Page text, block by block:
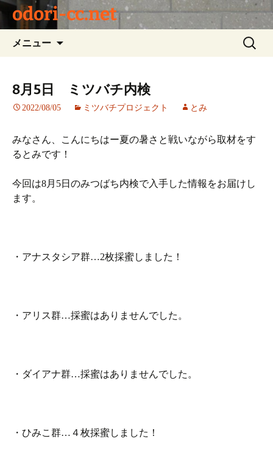
odori-cc.net
メニュー
ツ
キ
ッ
検
索:
8月5日 ミツバチ内検
2022/08/05 ミツバチプロジェクト とみ
みなさん、こんにちはー夏の暑さと戦いながら取材をす
るとみです！
今回は8月5日のみつばち内検で入手した情報をお届けし
ます。
・アナスタシア群…2枚採蜜しました！
・アリス群…採蜜はありませんでした。
・ダイアナ群…採蜜はありませんでした。
・ひみこ群…４枚採蜜しました！